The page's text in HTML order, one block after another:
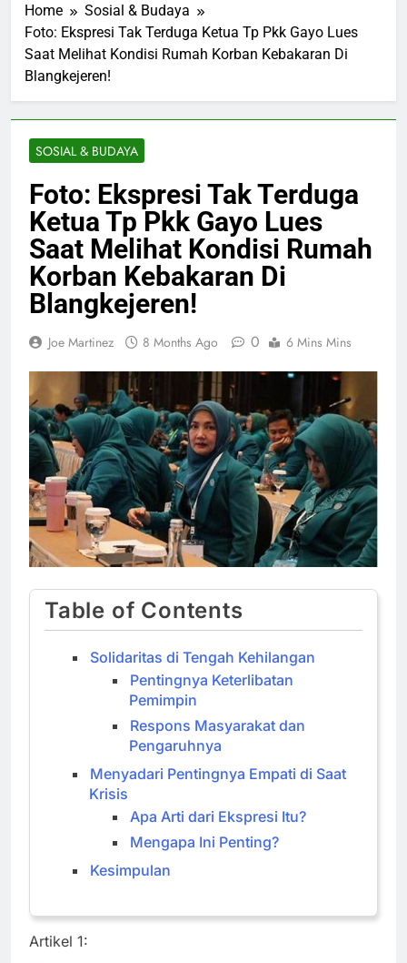
Home
Sosial & Budaya
Foto: Ekspresi Tak Terduga Ketua Tp Pkk Gayo Lues
Saat Melihat Kondisi Rumah Korban Kebakaran Di
Blangkejeren!
SOSIAL & BUDAYA
Foto: Ekspresi Tak Terduga
Ketua Tp Pkk Gayo Lues
Saat Melihat Kondisi Rumah
Korban Kebakaran Di
Blangkejeren!
Joe Martinez 8 Months Ago 0 6 Mins Mins
Table of Contents
Solidaritas di Tengah Kehilangan
Pentingnya Keterlibatan
Pemimpin
Respons Masyarakat dan
Pengaruhnya
Menyadari Pentingnya Empati di Saat
Krisis
Apa Arti dari Ekspresi Itu?
Mengapa Ini Penting?
Kesimpulan
Artikel 1: